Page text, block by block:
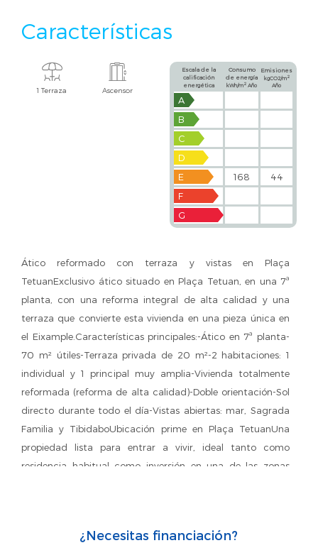
Características
1 Terraza Ascensor
Escala de la
calificación
energética
Consumo
de energía
kWh/m2 Año
Emisiones
kgCO2/m 2
Año
A
B
C
D
E
168
44
F
G
Ático reformado con terraza y vistas en Plaça
TetuanExclusivo ático situado en Plaça Tetuan, en una 7ª
planta, con una reforma integral de alta calidad y una
terraza que convierte esta vivienda en una pieza única en
el Eixample.Características principales:-Ático en 7ª planta-
70 m² útiles-Terraza privada de 20 m²-2 habitaciones: 1
individual y 1 principal muy amplia-Vivienda totalmente
reformada (reforma de alta calidad)-Doble orientación-Sol
directo durante todo el día-Vistas abiertas: mar, Sagrada
Familia y TibidaboUbicación prime en Plaça TetuanUna
propiedad lista para entrar a vivir, ideal tanto como
residencia habitual como inversión en una de las zonas
de 70 oficinas, ofreciendo una cobertura absoluta en las
¿Necesitas financiación?